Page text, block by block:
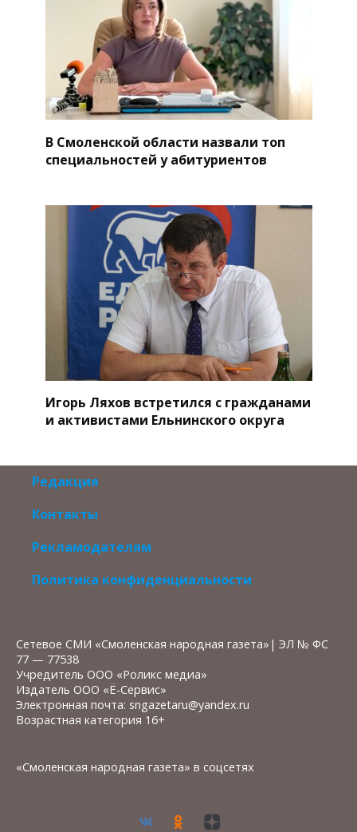
В Смоленской области назвали топ
специальностей у абитуриентов
Игорь Ляхов встретился с гражданами
и активистами Ельнинского округа
Редакция
Контакты
Рекламодателям
Политика конфиденциальности
Сетевое СМИ «Смоленская народная газета»| ЭЛ № ФС
77 — 77538
Учредитель ООО «Роликс медиа»
Издатель ООО «Ё-Сервис»
Электронная почта: sngazetaru@yandex.ru
Возрастная категория 16+
«Смоленская народная газета» в соцсетях